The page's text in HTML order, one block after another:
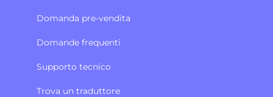
Domanda pre-vendita
Domande frequenti
Supporto tecnico
Trova un traduttore